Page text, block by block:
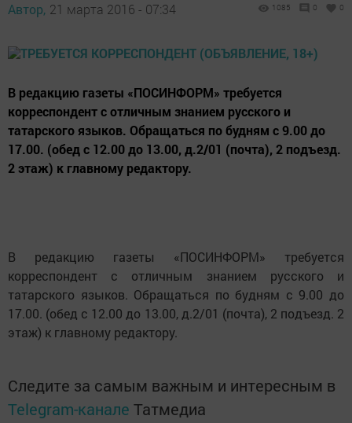
Автор, 21 марта 2016 - 07:34 1085 0 0
В редакцию газеты «ПОСИНФОРМ» требуется
корреспондент с отличным знанием русского и
татарского языков. Обращаться по будням с 9.00 до
17.00. (обед с 12.00 до 13.00, д.2/01 (почта), 2 подъезд.
2 этаж) к главному редактору.
В редакцию газеты «ПОСИНФОРМ» требуется
корреспондент с отличным знанием русского и
татарского языков. Обращаться по будням с 9.00 до
17.00. (обед с 12.00 до 13.00, д.2/01 (почта), 2 подъезд. 2
этаж) к главному редактору.
Следите за самым важным и интересным в
Telegram-канале Татмедиа